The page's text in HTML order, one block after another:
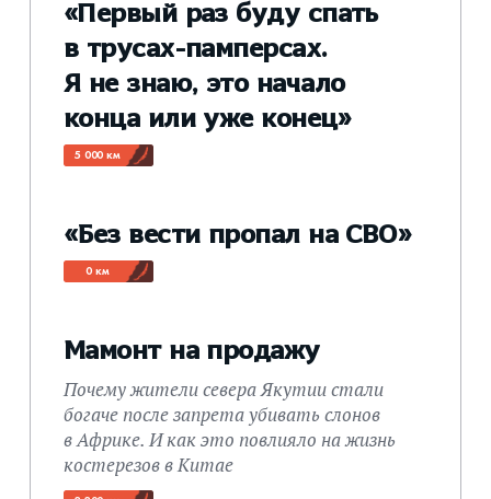
«Первый раз буду спать
в трусах-памперсах.
Я не знаю, это начало
конца или уже конец»
5 000 км
«Без вести пропал на СВО»
0 км
Мамонт на продажу
Почему жители севера Якутии стали
богаче после запрета убивать слонов
в Африке. И как это повлияло на жизнь
костерезов в Китае